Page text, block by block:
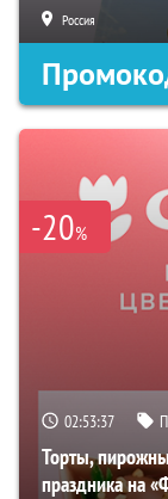
Россия
-20%
02:53:36
Торты,
праздника на